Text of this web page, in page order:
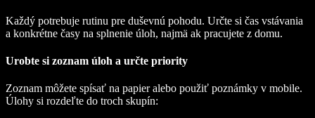
Každý potrebuje rutinu pre duševnú pohodu. Určte si čas vstávania
a konkrétne časy na splnenie úloh, najmä ak pracujete z domu.
Urobte si zoznam úloh a určte priority
Zoznam môžete spísať na papier alebo použiť poznámky v mobile.
Úlohy si rozdeľte do troch skupín: